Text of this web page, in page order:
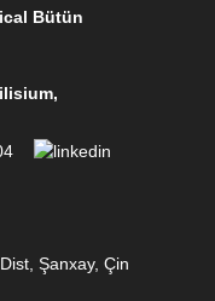
Bütün
,
Şanxay, Çin